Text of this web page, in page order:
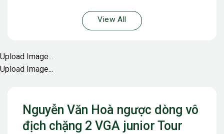
Nguyễn Văn Hoà ngược dòng vô
địch chặng 2 VGA junior Tour
View All
Upload Image...
Upload Image...